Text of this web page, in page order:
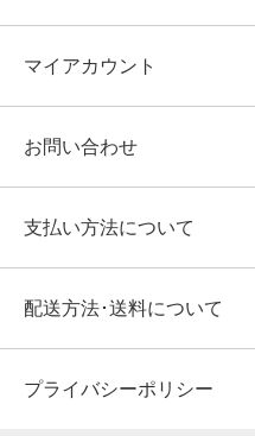
マイアカウント
お問い合わせ
支払い方法について
配送方法･送料について
プライバシーポリシー